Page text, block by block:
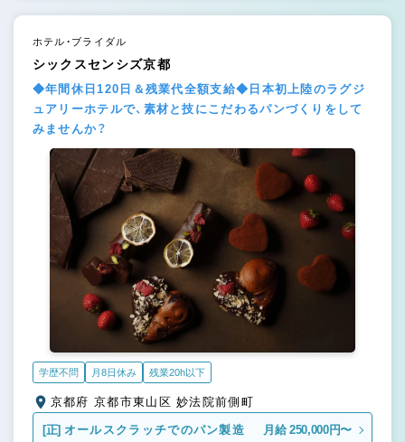
ホテル・ブライダル
シックスセンシズ京都
◆年間休日120日＆残業代全額支給◆日本初上陸のラグジ
ュアリーホテルで、素材と技にこだわるパンづくりをして
みませんか？
学歴不問 月8日休み 残業20h以下
京都府 京都市東山区 妙法院前側町
[正] オールスクラッチでのパン製造 月給 250,000円〜